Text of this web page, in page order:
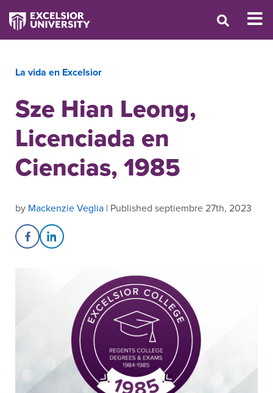
La vida en Excelsior
Sze Hian Leong,
Licenciada en
Ciencias, 1985
by Mackenzie Veglia | Published septiembre 27th, 2023
Share on Facebook
Share on LinkedIn